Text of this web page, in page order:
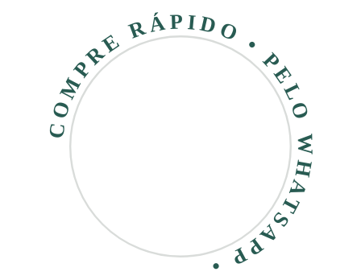
COMPRE RÁPIDO • PELO WHATSAPP •